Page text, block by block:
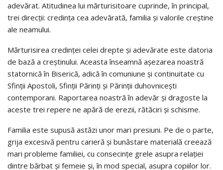
adevărat. Atitudinea lui mărturisitoare cuprinde, în principal,
trei direcţii: credinţa cea adevărată, familia şi valorile creştine
ale neamului.
Mărturisirea credinţei celei drepte şi adevărate este datoria
de bază a creştinului. Aceasta înseamnă aşezarea noastră
statornică în Biserică, adică în comuniune şi continuitate cu
Sfinţii Apostoli, Sfinţii Părinţi şi Părinţii duhovniceşti
contemporani. Raportarea noastră în adevăr şi dragoste la
aceste trei repere ne apără de erezii, rătăciri şi schisme.
Familia este supusă astăzi unor mari presiuni. Pe de o parte,
grija excesivă pentru carieră şi bunăstare materială creează
mari probleme familiei, cu consecinţe grele asupra relaţiei
dintre bărbat şi femeie şi, în mod special, asupra copiilor lor.